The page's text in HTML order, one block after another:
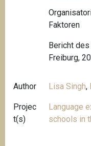
Faktoren
Bericht
Freiburg,
Author Lisa Singh,
Projec
t(s)
Language
schools in